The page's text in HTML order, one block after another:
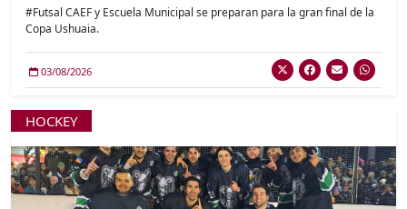
#Futsal CAEF y Escuela Municipal se preparan para la gran final de la
Copa Ushuaia.
03/08/2026
HOCKEY